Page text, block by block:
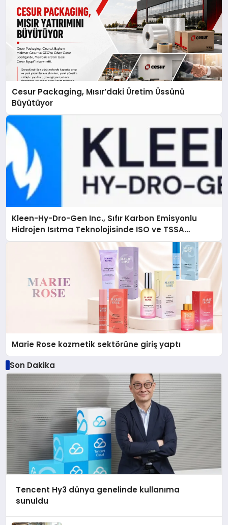
Cesur Packaging, Mısır’daki Üretim Üssünü
Büyütüyor
Kleen-Hy-Dro-Gen Inc., Sıfır Karbon Emisyonlu
Hidrojen Isıtma Teknolojisinde ISO ve TSSA
Düzenleyici Onaylarını Aldı
Marie Rose kozmetik sektörüne giriş yaptı
Son Dakika
Tencent Hy3 dünya genelinde kullanıma
sunuldu